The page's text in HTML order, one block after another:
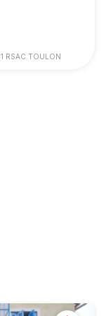
RSAC TOULON